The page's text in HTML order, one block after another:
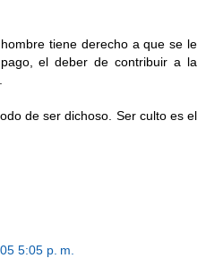
tiene derecho a que se le
el deber de contribuir a la
de ser dichoso. Ser culto es el
5:05 p. m.